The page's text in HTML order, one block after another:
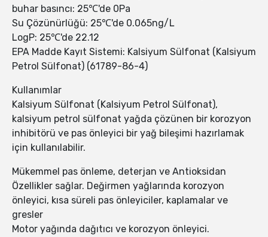
buhar basıncı: 25℃'de 0Pa
Su Çözünürlüğü: 25℃'de 0.065ng/L
LogP: 25℃'de 22.12
EPA Madde Kayıt Sistemi: Kalsiyum Sülfonat (Kalsiyum
Petrol Sülfonat) (61789-86-4)
Kullanımlar
Kalsiyum Sülfonat (Kalsiyum Petrol Sülfonat),
kalsiyum petrol sülfonat yağda çözünen bir korozyon
inhibitörü ve pas önleyici bir yağ bileşimi hazırlamak
için kullanılabilir.
Mükemmel pas önleme, deterjan ve Antioksidan
Özellikler sağlar. Değirmen yağlarında korozyon
önleyici, kısa süreli pas önleyiciler, kaplamalar ve
gresler
Motor yağında dağıtıcı ve korozyon önleyici.